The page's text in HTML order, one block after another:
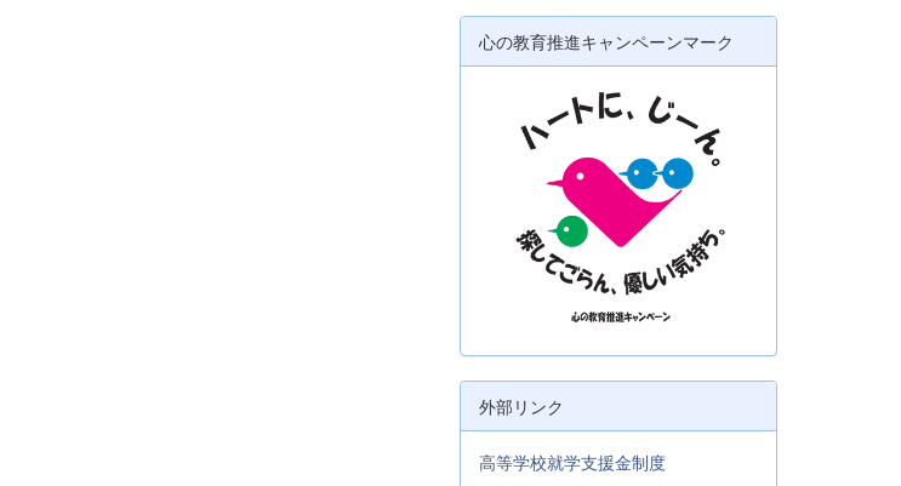
心の教育推進キャンペーンマーク
外部リンク
高等学校就学支援金制度